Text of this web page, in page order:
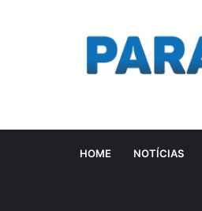
HOME NOTÍCIAS